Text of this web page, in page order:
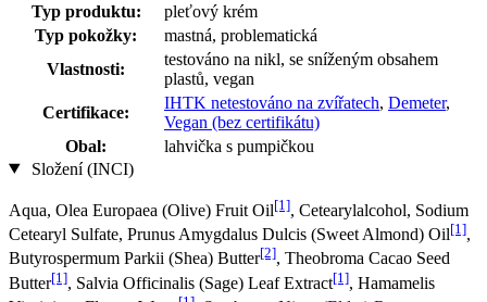
Typ produktu:
pleťový krém
Typ pokožky:
mastná, problematická
Vlastnosti:
testováno na nikl, se sníženým obsahem
plastů, vegan
Certifikace:
IHTK netestováno na zvířatech, Demeter,
Vegan (bez certifikátu)
Obal:
lahvička s pumpičkou
Složení (INCI)
Aqua, Olea Europaea (Olive) Fruit Oil[1], Cetearylalcohol, Sodium
Cetearyl Sulfate, Prunus Amygdalus Dulcis (Sweet Almond) Oil[1],
Butyrospermum Parkii (Shea) Butter[2], Theobroma Cacao Seed
Butter[1], Salvia Officinalis (Sage) Leaf Extract[1], Hamamelis